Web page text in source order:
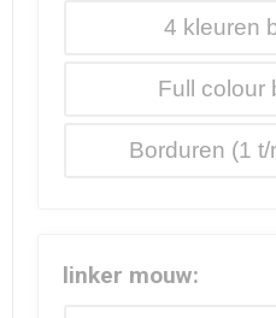
4
Borduren
Full colour
linker mouw: